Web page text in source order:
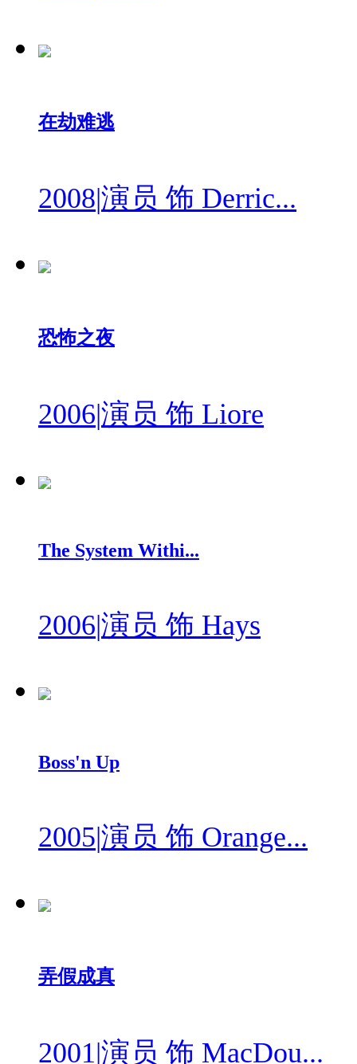
在劫难逃
2008|演员 饰 Derric...
恐怖之夜
2006|演员 饰 Liore
The System Withi...
2006|演员 饰 Hays
Boss'n Up
2005|演员 饰 Orange...
弄假成真
2001|演员 饰 MacDou...